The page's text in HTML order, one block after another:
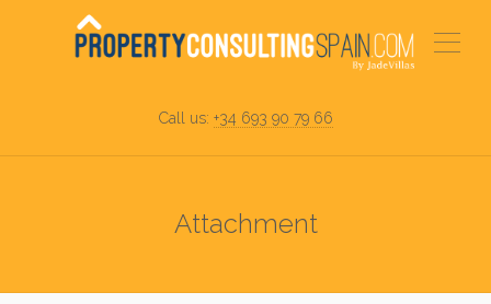
Call us: +34 693 90 79 66
Attachment